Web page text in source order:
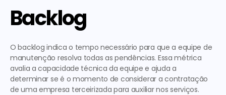
Backlog
O backlog indica o tempo necessário para que a equipe de
manutenção resolva todas as pendências. Essa métrica
avalia a capacidade técnica da equipe e ajuda a
determinar se é o momento de considerar a contratação
de uma empresa terceirizada para auxiliar nos serviços.